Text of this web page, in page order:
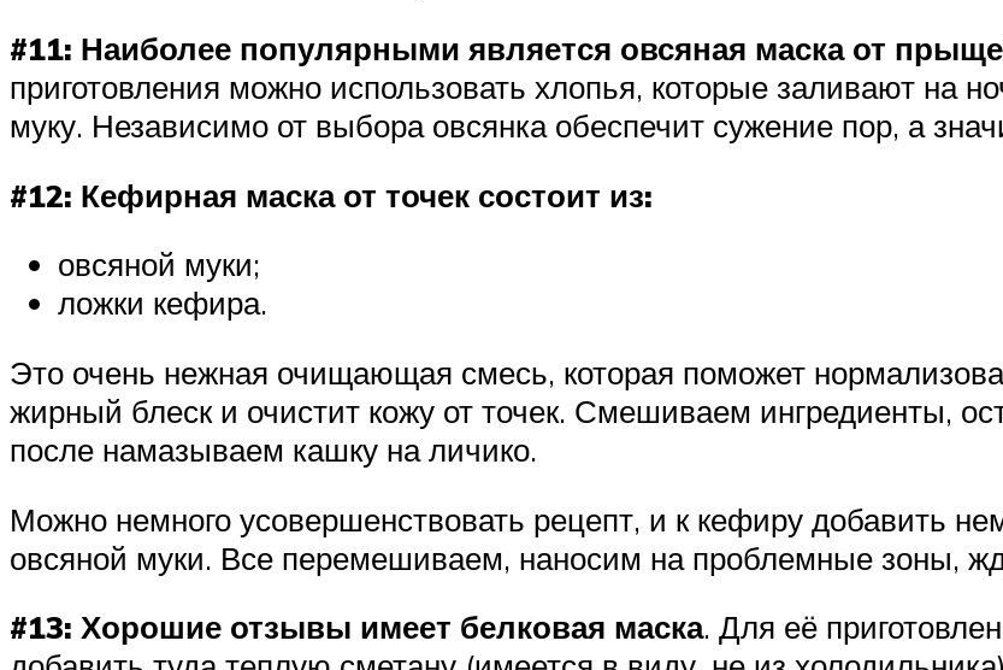
#11: Наиболее популярными является овсяная маска от
приготовления можно использовать хлопья, которые заливают на
муку. Независимо от выбора овсянка обеспечит сужение пор, а
#12: Кефирная маска от точек состоит из:
овсяной муки;
ложки кефира.
Это очень нежная очищающая смесь, которая поможет
жирный блеск и очистит кожу от точек. Смешиваем ингредиенты,
после намазываем кашку на личико.
Можно немного усовершенствовать рецепт, и к кефиру добавить
овсяной муки. Все перемешиваем, наносим на проблемные зоны,
#13: Хорошие отзывы имеет белковая маска. Для её